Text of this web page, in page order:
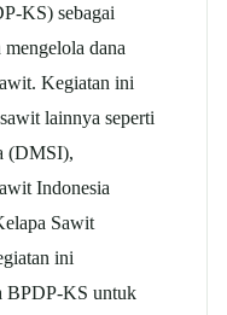
KS) sebagai
dana
Kegiatan ini
lainnya seperti
(DMSI),
Indonesia
Sawit
ini
BPDP-KS untuk